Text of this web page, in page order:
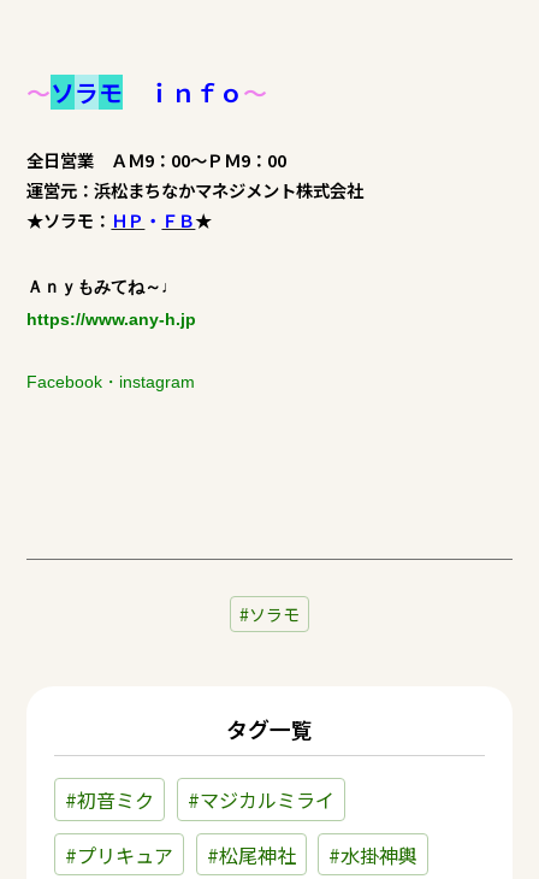
～ソラモ ｉｎｆｏ～
全日営業 ＡＭ9：00～ＰＭ9：00
運営元：浜松まちなかマネジメント株式会社
★ソラモ： ＨＰ ・ ＦＢ★
Ａｎｙもみてね～♩
https://www.any-h.jp
Facebook ・ instagram
ソラモ
タグ一覧
#初音ミク
#マジカルミライ
#プリキュア
#松尾神社 #水掛神輿